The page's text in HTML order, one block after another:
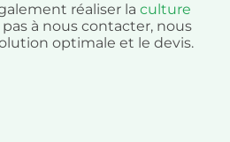
réaliser la culture
à nous contacter, nous
optimale et le devis.